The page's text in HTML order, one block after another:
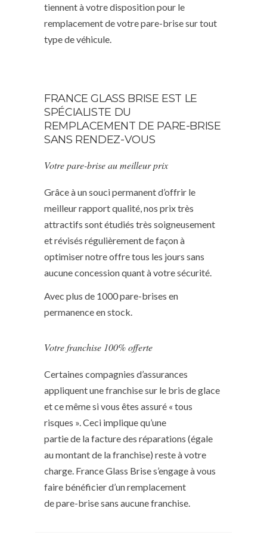
tiennent à votre disposition pour le
remplacement de votre pare-brise sur tout
type de véhicule.
FRANCE GLASS BRISE EST LE
SPÉCIALISTE DU
REMPLACEMENT DE PARE-BRISE
SANS RENDEZ-VOUS
Votre pare-brise au meilleur prix
Grâce à un souci permanent d’offrir le
meilleur rapport qualité, nos prix très
attractifs sont étudiés très soigneusement
et révisés régulièrement de façon à
optimiser notre offre tous les jours sans
aucune concession quant à votre sécurité.
Avec plus de 1000 pare-brises en
permanence en stock.
Votre franchise 100% offerte
Certaines compagnies d’assurances
appliquent une franchise sur le bris de glace
et ce même si vous êtes assuré « tous
risques ». Ceci implique qu’une
partie de la facture des réparations (égale
au montant de la franchise) reste à votre
charge. France Glass Brise s’engage à vous
faire bénéficier d’un remplacement
de pare-brise sans aucune franchise.